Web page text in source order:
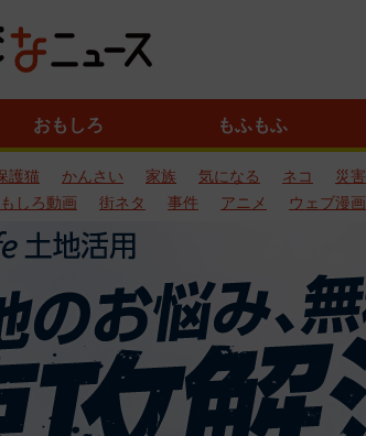
おもしろ もふもふ
護猫 かんさい 家族 気になる ネコ 災害
しろ動画 街ネタ 事件 アニメ ウェブ漫画